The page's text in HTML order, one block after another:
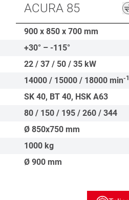
ACURA 85
900 x 850 x 700 mm
+30° – -115°
22 / 37 / 50 / 35 kW
14000 / 15000 / 18000 min-1
SK 40, BT 40, HSK A63
80 / 150 / 195 / 260 / 344
Ø 850x750 mm
1000 kg
Ø 900 mm